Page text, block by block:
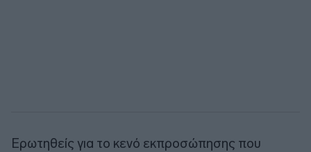
Ερωτηθείς για το κενό εκπροσώπησης που